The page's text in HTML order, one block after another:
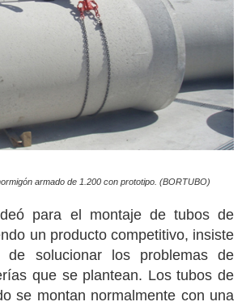
armado de 1.200 con prototipo. (BORTUBO)
para el montaje de tubos de
un producto competitivo, insiste
solucionar los problemas de
que se plantean. Los tubos de
se montan normalmente con una